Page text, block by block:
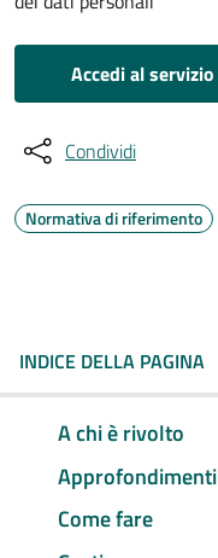
Accedi al servizio
Condividi
Normativa di riferimento
INDICE DELLA PAGINA
A chi è rivolto
Approfondimenti
Come fare